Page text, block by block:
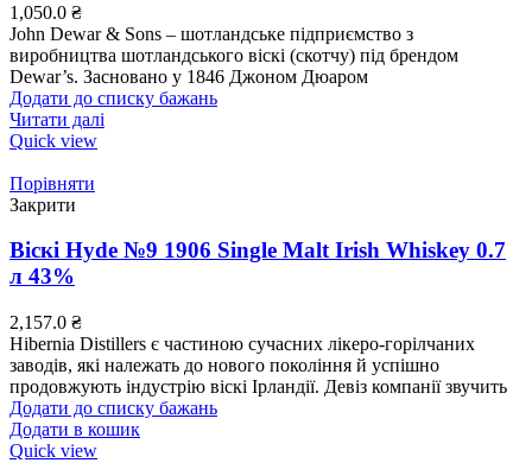
1,050.0 ₴
John Dewar & Sons – шотландське підприємство з
виробництва шотландського віскі (скотчу) під брендом
Dewar’s. Засновано у 1846 Джоном Дюаром
Додати до списку бажань
Читати далі
Quick view
Порівняти
Закрити
Віскі Hyde №9 1906 Single Malt Irish Whiskey 0.7
л 43%
2,157.0 ₴
Hibernia Distillers є частиною сучасних лікеро-горілчаних
заводів, які належать до нового покоління й успішно
продовжують індустрію віскі Ірландії. Девіз компанії звучить
Додати до списку бажань
Додати в кошик
Quick view